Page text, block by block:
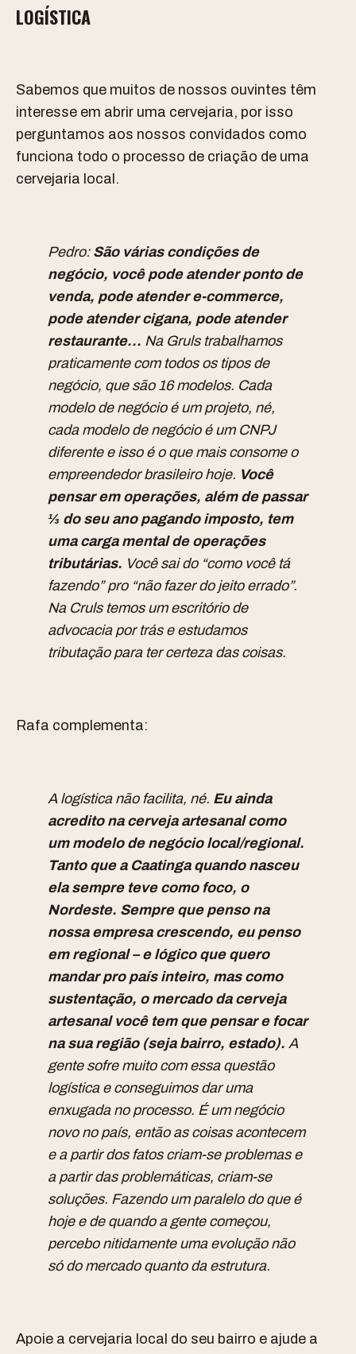
LOGÍSTICA
Sabemos que muitos de nossos ouvintes têm
interesse em abrir uma cervejaria, por isso
perguntamos aos nossos convidados como
funciona todo o processo de criação de uma
cervejaria local.
Pedro: São várias condições de
negócio, você pode atender ponto de
venda, pode atender e-commerce,
pode atender cigana, pode atender
restaurante… Na Gruls trabalhamos
praticamente com todos os tipos de
negócio, que são 16 modelos. Cada
modelo de negócio é um projeto, né,
cada modelo de negócio é um CNPJ
diferente e isso é o que mais consome o
empreendedor brasileiro hoje. Você
pensar em operações, além de passar
⅓ do seu ano pagando imposto, tem
uma carga mental de operações
tributárias. Você sai do “como você tá
fazendo” pro “não fazer do jeito errado”.
Na Cruls temos um escritório de
advocacia por trás e estudamos
tributação para ter certeza das coisas.
Rafa complementa:
A logística não facilita, né. Eu ainda
acredito na cerveja artesanal como
um modelo de negócio local/regional.
Tanto que a Caatinga quando nasceu
ela sempre teve como foco, o
Nordeste. Sempre que penso na
nossa empresa crescendo, eu penso
em regional – e lógico que quero
mandar pro país inteiro, mas como
sustentação, o mercado da cerveja
artesanal você tem que pensar e focar
na sua região (seja bairro, estado). A
gente sofre muito com essa questão
logística e conseguimos dar uma
enxugada no processo. É um negócio
novo no país, então as coisas acontecem
e a partir dos fatos criam-se problemas e
a partir das problemáticas, criam-se
soluções. Fazendo um paralelo do que é
hoje e de quando a gente começou,
percebo nitidamente uma evolução não
só do mercado quanto da estrutura.
Apoie a cervejaria local do seu bairro e ajude a